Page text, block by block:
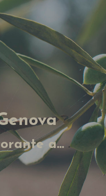
a...